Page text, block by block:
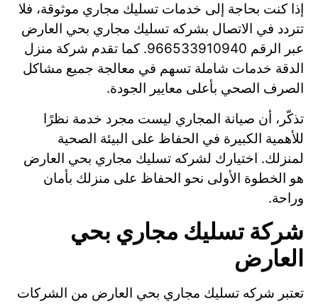
إذا كنت بحاجة إلى خدمات تسليك مجاري موثوقة، فلا
تتردد في الاتصال بشركه تسليك مجاري بحي العارض
عبر الرقم 966533910940. كما تقدم شركة منزل
الدقة خدمات شاملة تسهم في معالجة جميع مشاكل
الصرف الصحي بأعلى معايير الجودة.
تذكّر، أن صيانة المجاري ليست مجرد خدمة نظرًا
للأهمية الكبيرة في الحفاظ على البيئة الصحية
لمنزلك. اختيارك لشركه تسليك مجاري بحي العارض
هو الخطوة الأولى نحو الحفاظ على منزلك بأمان
وراحة.
شركة تسليك مجاري بحي
العارض
تعتبر شركه تسليك مجاري بحي العارض من الشركات